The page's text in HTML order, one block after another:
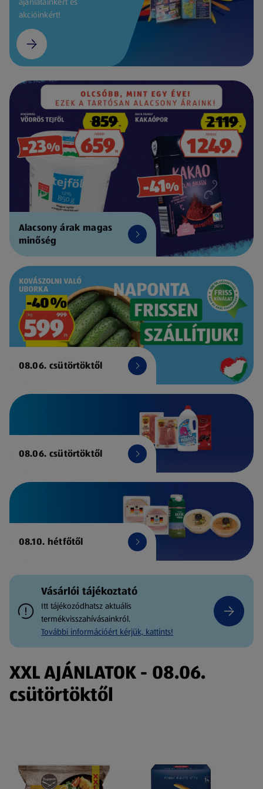
akcióinkért!
Alacsony árak magas
minőség
08.06. csütörtöktől
08.06. csütörtöktől
08.10. hétfőtől
Vásárlói tájékoztató
Itt tájékozódhatsz aktuális
termékvisszahívásainkról.
További információért kérjük, kattints!
XXL AJÁNLATOK - 08.06.
csütörtöktől